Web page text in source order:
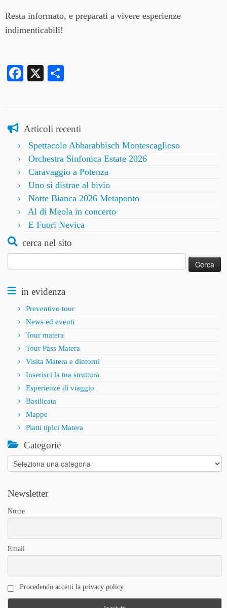
Resta informato, e preparati a vivere esperienze
indimenticabili!
Facebook
X
Articoli recenti
Spettacolo Abbarabbisch Montescaglioso
Orchestra Sinfonica Estate 2026
Caravaggio a Potenza
Uno si distrae al bivio
Notte Bianca 2026 Metaponto
Al di Meola in concerto
E Fuori Nevica
cerca nel sito
per:
in evidenza
Preventivo tour
News ed eventi
Tour matera
Tour Pass Matera
Visita Matera e dintorni
Inserisci la tua struttura
Esperienze di viaggio
Basilicata
Mappe
Piatti tipici Matera
Categorie
Categorie
Newsletter
Nome
Email
Procedendo accetti la privacy policy